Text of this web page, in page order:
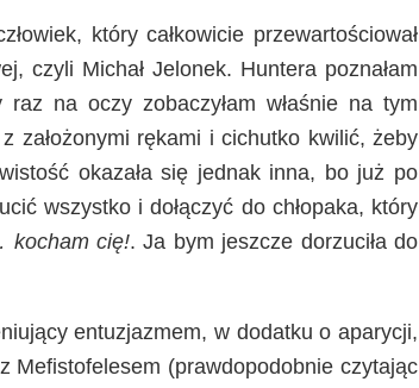
który całkowicie przewartościował
czyli Michał Jelonek. Huntera poznałam
na oczy zobaczyłam właśnie na tym
założonymi rękami i cichutko kwilić, żeby
okazała się jednak inna, bo już po
wszystko i dołączyć do chłopaka, który
kocham cię!. Ja bym jeszcze dorzuciła do
entuzjazmem, w dodatku o aparycji,
Mefistofelesem (prawdopodobnie czytając